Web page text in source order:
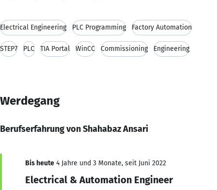
Electrical Engineering PLC Programming Factory Automation
STEP7 PLC TIA Portal WinCC Commissioning Engineering
Werdegang
Berufserfahrung von Shahabaz Ansari
Bis heute 4 Jahre und 3 Monate, seit Juni 2022
Electrical & Automation Engineer